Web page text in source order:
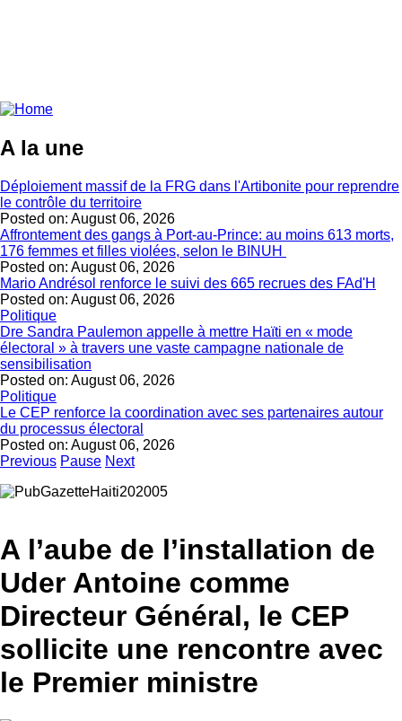
A la une
Déploiement massif de la FRG dans l'Artibonite pour reprendre
le contrôle du territoire
Posted on: August 06, 2026
Affrontement des gangs à Port-au-Prince: au moins 613 morts,
176 femmes et filles violées, selon le BINUH
Posted on: August 06, 2026
Mario Andrésol renforce le suivi des 665 recrues des FAd'H
Posted on: August 06, 2026
Politique
Dre Sandra Paulemon appelle à mettre Haïti en « mode
électoral » à travers une vaste campagne nationale de
sensibilisation
Posted on: August 06, 2026
Politique
Le CEP renforce la coordination avec ses partenaires autour
du processus électoral
Posted on: August 06, 2026
Previous Pause Next
A l’aube de l’installation de
Uder Antoine comme
Directeur Général, le CEP
sollicite une rencontre avec
le Premier ministre